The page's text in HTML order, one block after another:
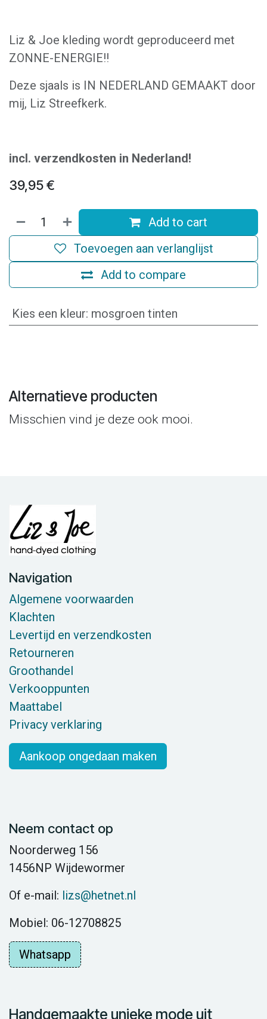
Liz & Joe kleding wordt geproduceerd met
ZONNE-ENERGIE!!
Deze sjaals is IN NEDERLAND GEMAAKT door
mij, Liz Streefkerk.
incl. verzendkosten in Nederland!
39,95€
Add to cart
Add to compare
Toevoegen aan verlanglijst
Kies een kleur: mosgroen tinten
Alternatieve producten
Misschien vind je deze ook mooi.
Navigation
Algemene voorwaarden
Klachten
Levertijd en verzendkosten
Retourneren
Groothandel
Verkooppunten
Maattabel
Privacy verklaring
Aankoop ongedaan maken
Neem contact op
Noorderweg 156
1456NP Wijdewormer
Of e-mail: lizs@hetnet.nl
Mobiel: 06-12708825
Whatsapp
Handgemaakte unieke mode uit